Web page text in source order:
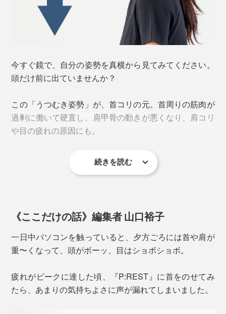
今すぐ鏡で、自分の姿勢を真横から見てみてください。
頭だけ前に出ていませんか？
この「うつむき姿勢」が、首コリの元。首周りの筋肉が
過剰に働いて硬直し、肩甲骨の動きが悪くなり、肩コリ
や目の疲れの原因にも。
まっすぐ上を向くことができない、首を左右に回しにく
多いのではないでしょうか。
特に首は自律神経の通り道でもあるため、首コリが自律
神経の乱れを引き起こす場合もあるのだとか。
とはいえ、毎日整体院に通えるわけもなく、自力でマッ
サージするのも難しい……。プロの手の代わりになって
続きを読む
《ここだけの話》編集者 山口裕子
一日中パソコンを触っていると、夕方ごろには首や肩が
重〜くなって、頭がボーッ、目はショボショボ。
疲れがピークに達した頃、『P:REST』に首をのせてみ
たら、あまりの気持ちよさに声が漏れてしまいました。